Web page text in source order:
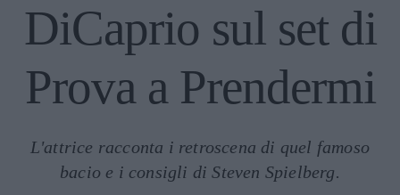
DiCaprio sul set di
Prova a Prendermi
L'attrice racconta i retroscena di quel famoso
bacio e i consigli di Steven Spielberg.